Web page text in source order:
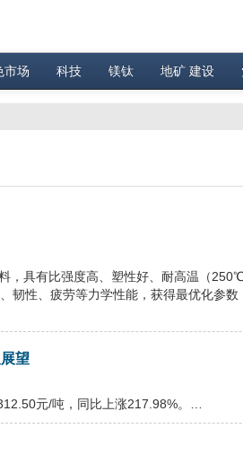
市场 科技 镁钛 地矿 建设
，具有比强度高、塑性好、耐高温（
韧性、疲劳等力学性能，获得最优化参数
望
元/吨，同比上涨217.98%。…